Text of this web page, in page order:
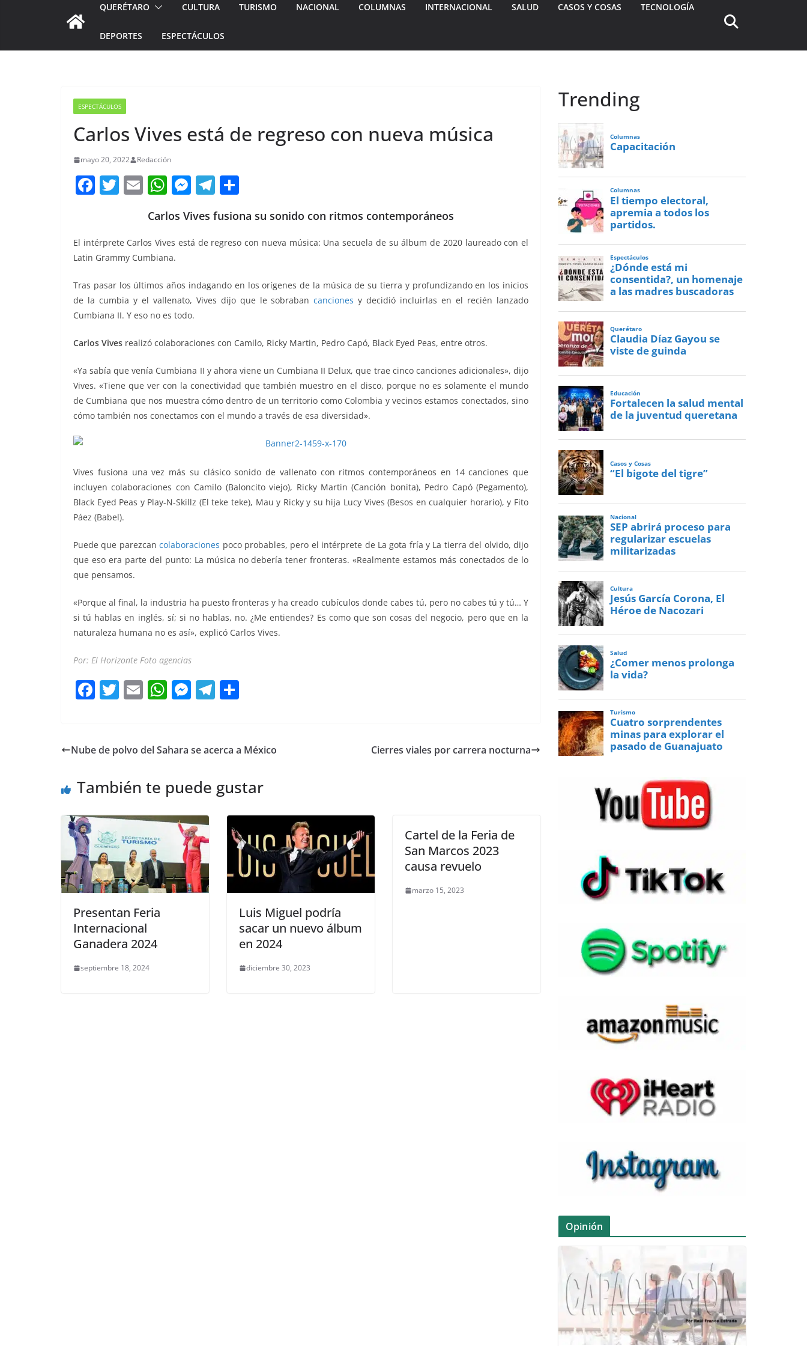
QUERÉTARO CULTURA TURISMO NACIONAL COLUMNAS INTERNACIONAL SALUD CASOS Y COSAS TECNOLOGÍA
DEPORTES ESPECTÁCULOS
ESPECTÁCULOS
Carlos Vives está de regreso con nueva música
mayo 20, 2022 Redacción
F
e
b
o
o
k
T
er
E
ai
l
W
at
s
A
p
p
M
ss
e
g
er
T
e
gr
m
m
p
tir
Carlos Vives fusiona su sonido con ritmos contemporáneos
El intérprete Carlos Vives está de regreso con nueva música: Una secuela de su álbum de 2020 laureado con el
Latin Grammy Cumbiana.
Tras pasar los últimos años indagando en los orígenes de la música de su tierra y profundizando en los inicios
de la cumbia y el vallenato, Vives dijo que le sobrabancanciones y decidió incluirlas en el recién lanzado
Cumbiana II. Y eso no es todo.
Carlos Vives realizó colaboraciones con Camilo, Ricky Martin, Pedro Capó, Black Eyed Peas, entre otros.
«Ya sabía que venía Cumbiana II y ahora viene un Cumbiana II Delux, que trae cinco canciones adicionales», dijo
Vives. «Tiene que ver con la conectividad que también muestro en el disco, porque no es solamente el mundo
de Cumbiana que nos muestra cómo dentro de un territorio como Colombia y vecinos estamos conectados, sino
cómo también nos conectamos con el mundo a través de esa diversidad».
Vives fusiona una vez más su clásico sonido de vallenato con ritmos contemporáneos en 14 canciones que
incluyen colaboraciones con Camilo (Baloncito viejo), Ricky Martin (Canción bonita), Pedro Capó (Pegamento),
Black Eyed Peas y Play-N-Skillz (El teke teke), Mau y Ricky y su hija Lucy Vives (Besos en cualquier horario), y Fito
Páez (Babel).
Puede que parezcancolaboraciones poco probables, pero el intérprete de La gota fría y La tierra del olvido, dijo
que eso era parte del punto: La música no debería tener fronteras. «Realmente estamos más conectados de lo
que pensamos.
«Porque al final, la industria ha puesto fronteras y ha creado cubículos donde cabes tú, pero no cabes tú y tú… Y
si tú hablas en inglés, sí; si no hablas, no. ¿Me entiendes? Es como que son cosas del negocio, pero que en la
naturaleza humana no es así», explicó Carlos Vives.
Por: El Horizonte Foto agencias
F
e
o
k
T
er
E
l
W
s
p
p
M
e
g
T
gr
m
p
tir
Nube de polvo del Sahara se acerca a México Cierres viales por carrera nocturna
También te puede gustar
Presentan Feria
Internacional
Ganadera 2024
septiembre 18, 2024
Luis Miguel podría
sacar un nuevo álbum
en 2024
diciembre 30, 2023
Cartel de la Feria de
San Marcos 2023
causa revuelo
marzo 15, 2023
Trending
Opinión